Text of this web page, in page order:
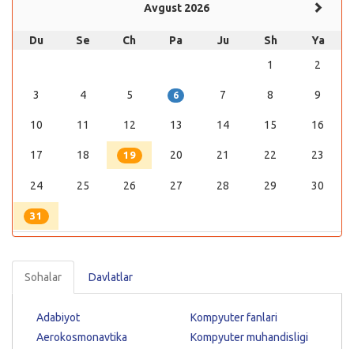
Avgust 2026
Du Se Ch Pa Ju Sh
Ya
1
2
3 4 5 6 7 8 9
10 11 12 13 14 15 16
17 18 19 20 21 22 23
24 25 26 27 28 29 30
31
Sohalar Davlatlar
Adabiyot
Aerokosmonavtika
Kompyuter fanlari
Kompyuter muhandisligi